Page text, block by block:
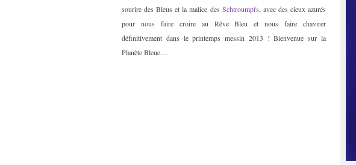
sourire des Bleus et la malice des Schtroumpfs , avec des cieux azurés
pour nous faire croire au Rêve Bleu et nous faire chavirer
définitivement dans le printemps messin 2013 ! Bienvenue sur la
Planète Bleue…